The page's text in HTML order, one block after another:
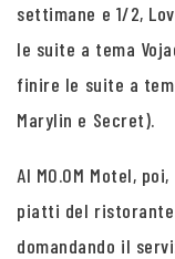
settimane e 1/2,
le suite a tema
finire le suite a
Marylin e Secret).
Al MO.OM Motel,
piatti del
domandando il